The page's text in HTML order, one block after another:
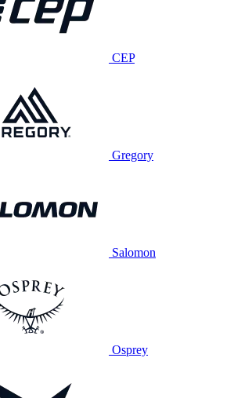
CEP
Gregory
Salomon
Osprey